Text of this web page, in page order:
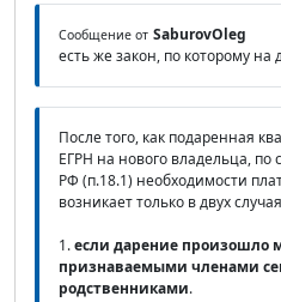
Сообщение от SaburovOleg
есть же закон, по которому на
После того, как подаренная
ЕГРН на нового владельца, по
РФ (п.18.1) необходимости
возникает только в двух
1.если дарение произошло
признаваемыми членами
родственниками.